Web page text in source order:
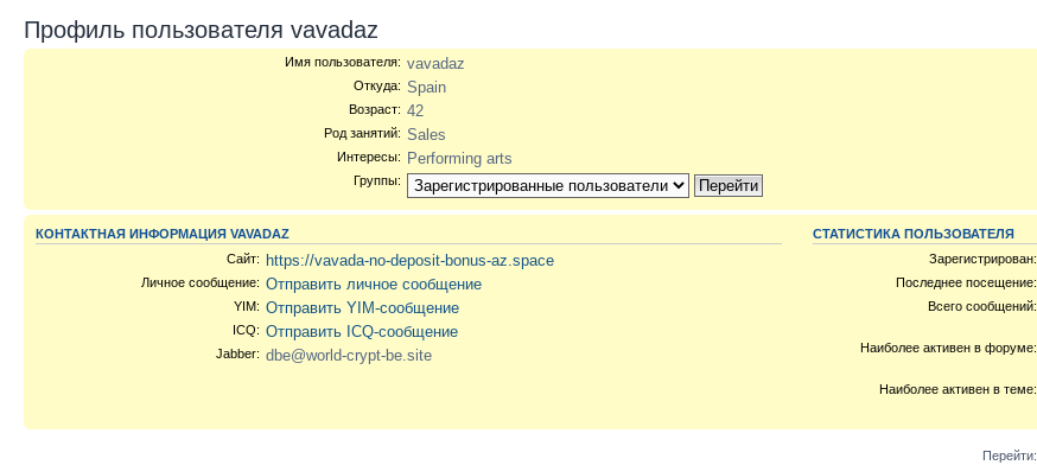
Профиль пользователя vavadaz
Имя пользователя: vavadaz
Откуда: Spain
Возраст: 42
Род занятий: Sales
Интересы: Performing arts
Группы:
КОНТАКТНАЯ ИНФОРМАЦИЯ VAVADAZ
Сайт: https://vavada-no-deposit-bonus-az.space
Личное сообщение: Отправить личное сообщение
YIM: Отправить YIM-сообщение
ICQ: Отправить ICQ-сообщение
Jabber: dbe@world-crypt-be.site
СТАТИСТИКА ПОЛЬЗОВАТЕЛЯ
Зарегистрирован:
Последнее посещение:
Всего сообщений:
Наиболее активен в форуме:
Наиболее активен в теме:
Перейти: